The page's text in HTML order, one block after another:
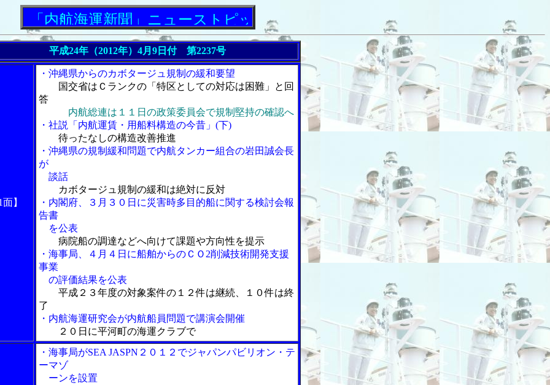
航海運新聞」ニューストピックス
平成24年（2012年）4月9日付 第2237号
】
・沖縄県からのカボタージュ規制の緩和要望
国交省はＣランクの「特区としての対応は困難」と回
答
内航総連は１１日の政策委員会で規制堅持の確認へ
・社説「内航運賃・用船料構造の今昔」(下)
待ったなしの構造改善推進
・沖縄県の規制緩和問題で内航タンカー組合の岩田誠会長
が
談話
カボタージュ規制の緩和は絶対に反対
・内閣府、３月３０日に災害時多目的船に関する検討会報
告書
を公表
病院船の調達などへ向けて課題や方向性を提示
・海事局、４月４日に船舶からのＣＯ2削減技術開発支援
事業
の評価結果を公表
平成２３年度の対象案件の１２件は継続、１０件は終
了
・内航海運研究会が内航船員問題で講演会開催
２０日に平河町の海運クラブで
・海事局がSEA JASPN２０１２でジャパンパビリオン・テ
ーマゾ
ーンを設置